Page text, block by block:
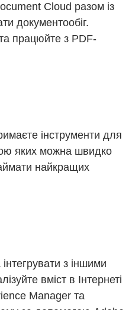
Cloud разом із
документообіг.
працюйте з PDF-
інструменти для
яких можна швидко
найкращих
з іншими
вміст в Інтернеті
Manager та